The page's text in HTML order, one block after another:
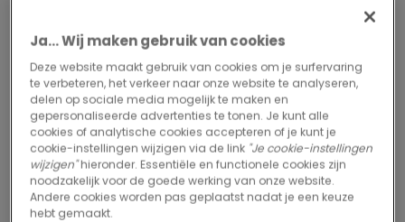
Ja... Wij maken gebruik van cookies
Deze website maakt gebruik van cookies om je surfervaring
te verbeteren, het verkeer naar onze website te analyseren,
delen op sociale media mogelijk te maken en
gepersonaliseerde advertenties te tonen. Je kunt alle
cookies of analytische cookies accepteren of je kunt je
cookie-instellingen wijzigen via de link "Je cookie-instellingen
wijzigen"hieronder. Essentiële en functionele cookies zijn
noodzakelijk voor de goede werking van onze website.
Andere cookies worden pas geplaatst nadat je een keuze
hebt gemaakt.